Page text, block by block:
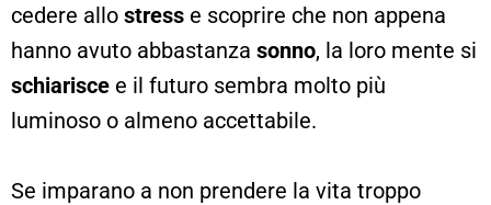
cedere allo stress e scoprire che non appena
hanno avuto abbastanza sonno, la loro mente si
schiarisce e il futuro sembra molto più
luminoso o almeno accettabile.
Se imparano a non prendere la vita troppo